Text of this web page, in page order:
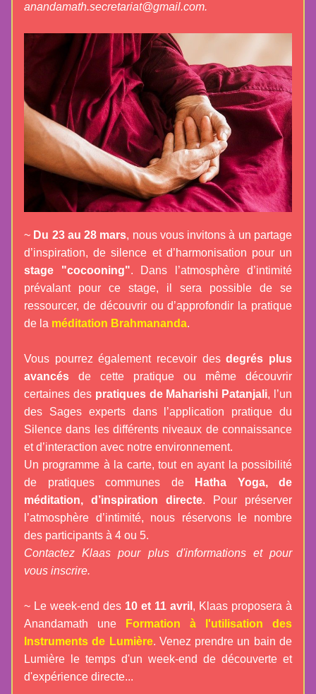
anandamath.secretariat@gmail.com.
~ Du 23 au 28 mars, nous vous invitons à un partage
stage "cocooning". Dans l’atmosphère d’intimité
prévalant pour ce stage, il sera possible de se
ressourcer, de découvrir ou d’approfondir la pratique
de la méditation Brahmananda.
Vous pourrez également recevoir des degrés plus
avancés de cette pratique ou même découvrir
certaines des pratiques de Maharishi Patanjali, l’un
des Sages experts dans l’application pratique du
Silence dans les différents niveaux de connaissance
et d’interaction avec notre environnement.
Un programme à la carte, tout en ayant la possibilité
de pratiques communes de
Hatha Yoga, de
méditation, d’inspiration directe. Pour préserver
l’atmosphère d’intimité, nous réservons le nombre
des participants à 4 ou 5.
Contactez Klaas pour plus d'informations et pour
vous inscrire.
~ Le week-end des 10 et 11 avril , Klaas proposera à
Anandamath une
Formation à l'utilisation des
Instruments de Lumière. Venez prendre un bain de
Lumière le temps d'un week-end de découverte et
d'expérience directe...